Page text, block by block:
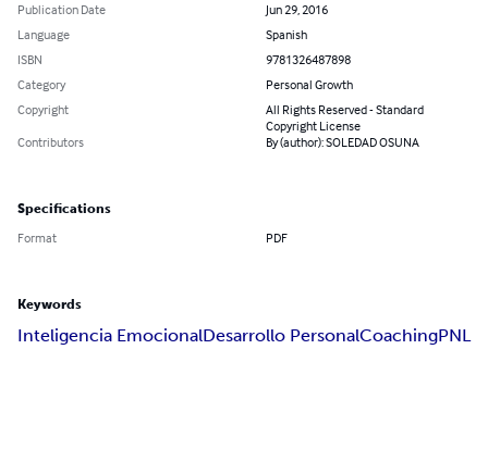
Publication Date
Jun 29, 2016
Language
Spanish
ISBN
9781326487898
Category
Personal Growth
Copyright
All Rights Reserved - Standard
Copyright License
Contributors
By (author): SOLEDAD OSUNA
Specifications
Format PDF
Keywords
Inteligencia EmocionalDesarrollo PersonalCoachingPNL